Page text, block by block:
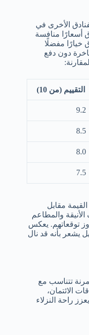
الأخرى في
أسعارًا منافسة
خيارًا مفضلًا
دون دفع
التقييم (من 10)
9.2
8.5
8.0
7.5
مقابل
والمطاعم
توقعاتهم. يعكس
يشعر بأنه قد نال
تتناسب مع
الائتمان،
راحة النزلاء